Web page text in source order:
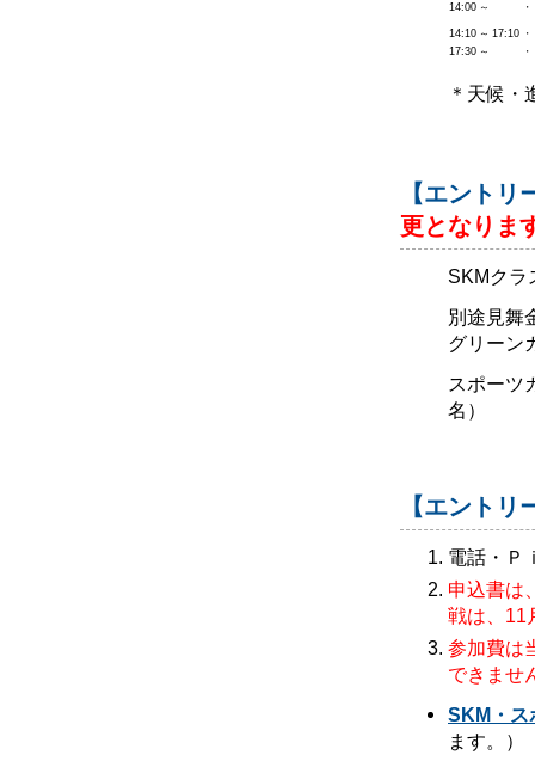
14:00 ～
14:10 ～ 17:10
17:30 ～
＊天候・
【エント
更となりま
SKMク
別途見舞
グリーン
スポーツ
名）
【エントリ
電話・Ｐ
申込書は
戦は、11
参加費は
できませ
SKM・ス
ます。）